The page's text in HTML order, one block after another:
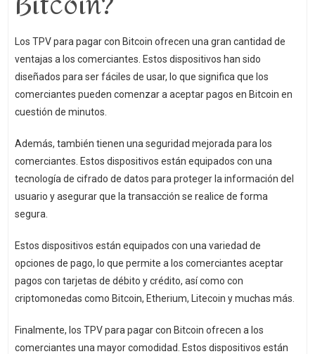
Los TPV para pagar con Bitcoin ofrecen una gran cantidad de
ventajas a los comerciantes. Estos dispositivos han sido
diseñados para ser fáciles de usar, lo que significa que los
comerciantes pueden comenzar a aceptar pagos en Bitcoin en
cuestión de minutos.
Además, también tienen una seguridad mejorada para los
comerciantes. Estos dispositivos están equipados con una
tecnología de cifrado de datos para proteger la información del
usuario y asegurar que la transacción se realice de forma
segura.
Estos dispositivos están equipados con una variedad de
opciones de pago, lo que permite a los comerciantes aceptar
pagos con tarjetas de débito y crédito, así como con
criptomonedas como Bitcoin, Etherium, Litecoin y muchas más.
Finalmente, los TPV para pagar con Bitcoin ofrecen a los
comerciantes una mayor comodidad. Estos dispositivos están